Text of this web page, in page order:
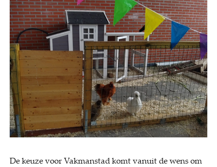
De keuze voor Vakmanstad komt vanuit de wens om